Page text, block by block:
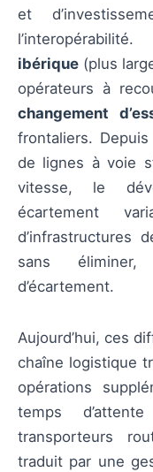
et
ibérique (plus
opérateurs à
changement
frontaliers.
de lignes à voie
vitesse, le
écartement
d’infrastructures
sans éliminer,
d’écartement.
Aujourd’hui, ces
chaîne logistique
opérations
temps
transporteurs
traduit par une